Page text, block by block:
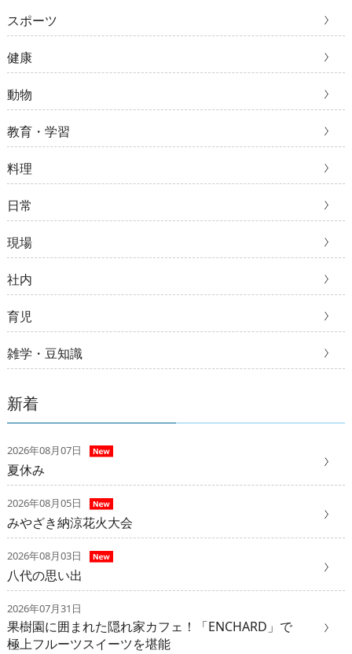
スポーツ
健康
動物
教育・学習
料理
日常
現場
社内
育児
雑学・豆知識
新着
2026年08月07日
夏休み
2026年08月05日
みやざき納涼花火大会
2026年08月03日
八代の思い出
2026年07月31日
果樹園に囲まれた隠れ家カフェ！「ENCHARD」で
極上フルーツスイーツを堪能